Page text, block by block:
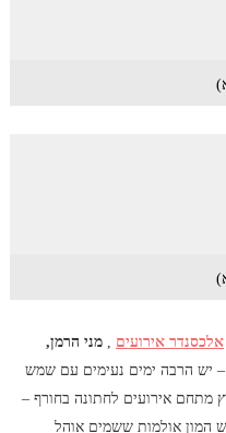
אלכסנדר אירועים , מני הרמן,
– יש הרבה ימים נעימים עם שמש
מתחם אירועים לחתונה בחורף –
המון אולמות ששמים אוהל